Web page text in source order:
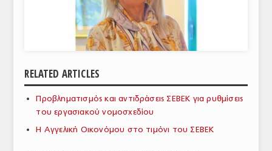
ΣΦΑΓΕΙΑ
RELATED ARTICLES
Προβληματισμός και αντιδράσεις ΣΕΒΕΚ για ρυθμίσεις
του εργασιακού νομοσχεδίου
Η Αγγελική Οικονόμου στο τιμόνι του ΣΕΒΕΚ